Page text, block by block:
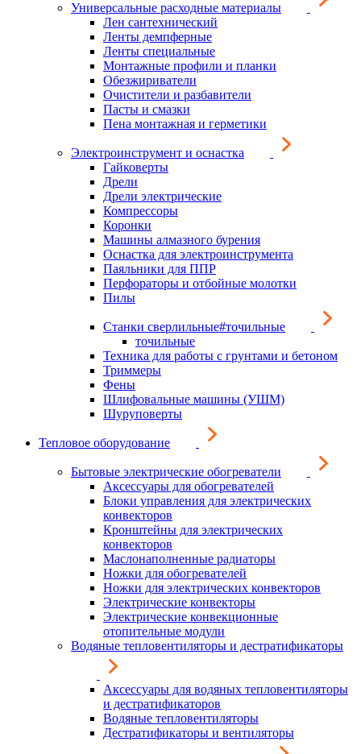
Универсальные расходные материалы
Лен сантехнический
Ленты демпферные
Ленты специальные
Монтажные профили и планки
Обезжириватели
Очистители и разбавители
Пасты и смазки
Пена монтажная и герметики
Электроинструмент и оснастка
Гайковерты
Дрели
Дрели электрические
Компрессоры
Коронки
Машины алмазного бурения
Оснастка для электроинструмента
Паяльники для ППР
Перфораторы и отбойные молотки
Пилы
Станки сверлильные#точильные
точильные
Техника для работы с грунтами и бетоном
Триммеры
Фены
Шлифовальные машины (УШМ)
Шуруповерты
Тепловое оборудование
Бытовые электрические обогреватели
Аксессуары для обогревателей
Блоки управления для электрических
конвекторов
Кронштейны для электрических
конвекторов
Маслонаполненные радиаторы
Ножки для обогревателей
Ножки для электрических конвекторов
Электрические конвекторы
Электрические конвекционные
отопительные модули
Водяные тепловентиляторы и дестратификаторы
Аксессуары для водяных тепловентиляторы
и дестратификаторов
Водяные тепловентиляторы
Дестратификаторы и вентиляторы